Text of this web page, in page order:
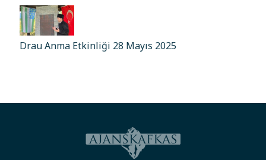
Drau Anma Etkinliği 28 Mayıs 2025